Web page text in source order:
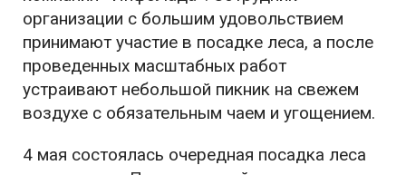
организации с большим удовольствием
принимают участие в посадке леса, а после
проведенных масштабных работ
устраивают небольшой пикник на свежем
воздухе с обязательным чаем и угощением.
4 мая состоялась очередная посадка леса